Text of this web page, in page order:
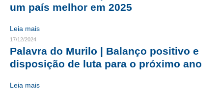
CONTRIBUIÇÃO ASSOCIATIVA OU ANUIDADE DE SÓCIO
CONTRIBUIÇÃO SINDICAL URBANA
um país melhor em 2025
Leia mais
17/12/2024
Palavra do Murilo | Balanço positivo e
disposição de luta para o próximo ano
Leia mais